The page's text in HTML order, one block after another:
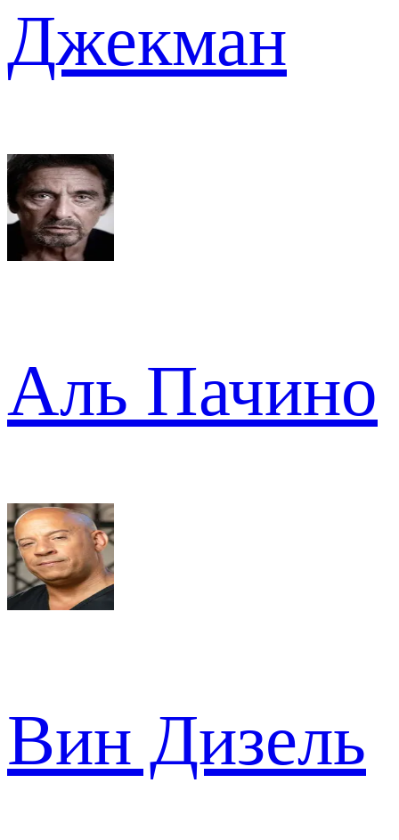
Джекман
Аль Пачино
Вин Дизель